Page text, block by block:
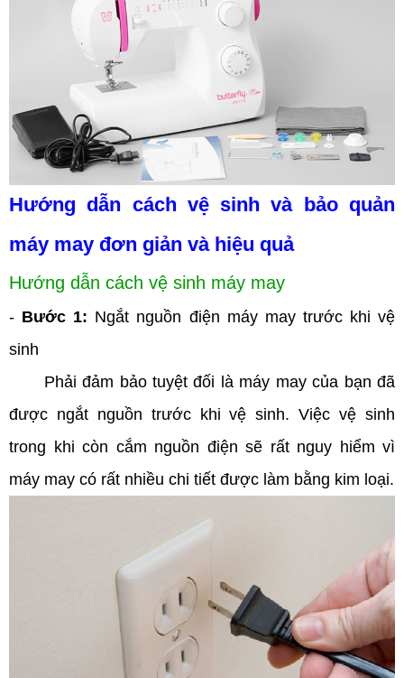
Hướng dẫn cách vệ sinh và bảo quản
máy may đơn giản và hiệu quả
Hướng dẫn cách vệ sinh máy may
- Bước 1: Ngắt nguồn điện máy may trước khi vệ
sinh
Phải đảm bảo tuyệt đối là máy may của bạn đã
được ngắt nguồn trước khi vệ sinh. Việc vệ sinh
trong khi còn cắm nguồn điện sẽ rất nguy hiểm vì
máy may có rất nhiều chi tiết được làm bằng kim loại.